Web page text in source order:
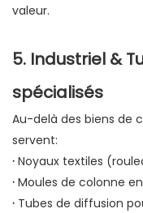
valeur.
5. Industriel &
spécialisés
Au-delà des biens de
servent:
· Noyaux textiles
· Moules de colonne
· Tubes de diffusion